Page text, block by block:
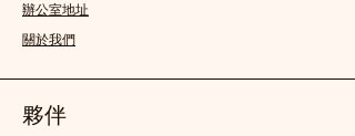
辦公室地址
關於我們
夥伴